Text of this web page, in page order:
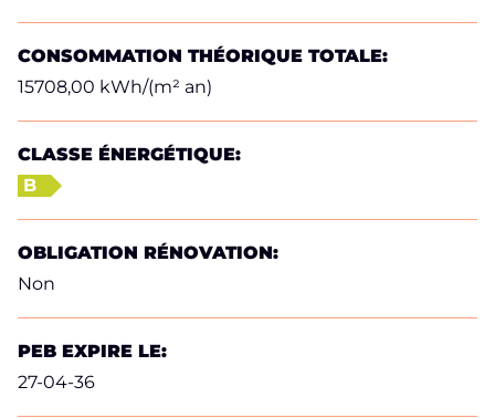
CONSOMMATION THÉORIQUE TOTALE:
15708,00 kWh/(m² an)
CLASSE ÉNERGÉTIQUE:
B
OBLIGATION RÉNOVATION:
Non
PEB EXPIRE LE:
27-04-36